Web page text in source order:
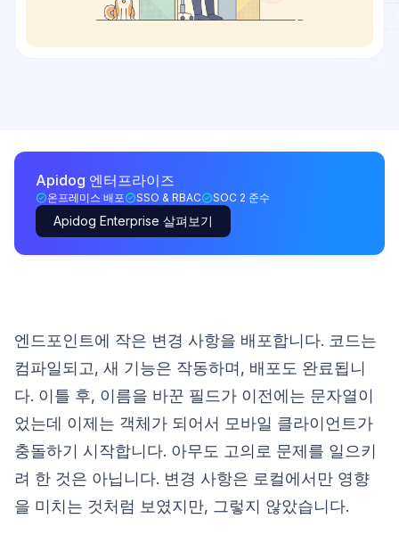
Apidog 엔터프라이즈
온프레미스 배포 SSO & RBAC SOC 2 준수
Apidog Enterprise 살펴보기
엔드포인트에 작은 변경 사항을 배포합니다. 코드는
컴파일되고, 새 기능은 작동하며, 배포도 완료됩니
다. 이틀 후, 이름을 바꾼 필드가 이전에는 문자열이
었는데 이제는 객체가 되어서 모바일 클라이언트가
충돌하기 시작합니다. 아무도 고의로 문제를 일으키
려 한 것은 아닙니다. 변경 사항은 로컬에서만 영향
을 미치는 것처럼 보였지만, 그렇지 않았습니다.